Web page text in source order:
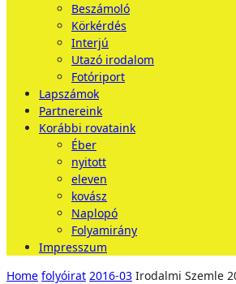
Beszámoló
Körkérdés
Interjú
Utazó irodalom
Fotóriport
Lapszámok
Partnereink
Korábbi rovataink
Éber
nyitott
eleven
kovász
Naplopó
Folyamirány
Impresszum
Home folyóirat 2016-03 Irodalmi Szemle